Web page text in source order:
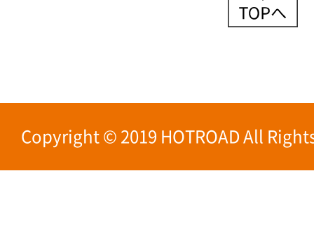
Copyright © 2019 HOTROAD All